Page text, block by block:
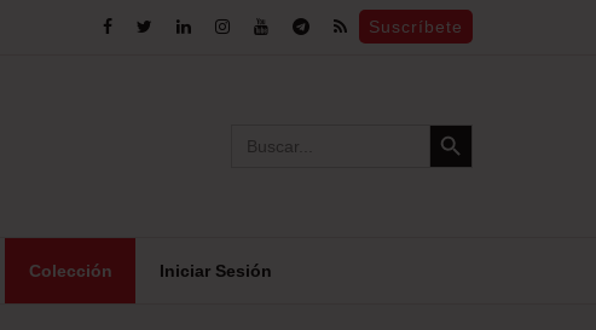
Suscríbete
for:
Search Button
Colección Iniciar Sesión